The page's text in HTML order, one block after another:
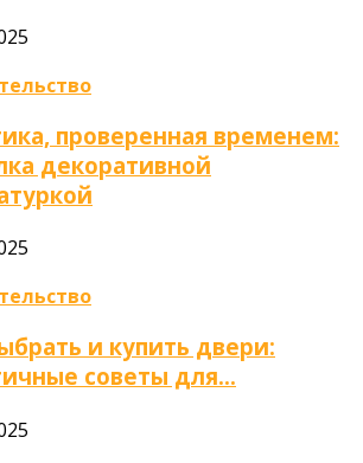
проверенная временем:
декоративной
и купить двери:
советы для…